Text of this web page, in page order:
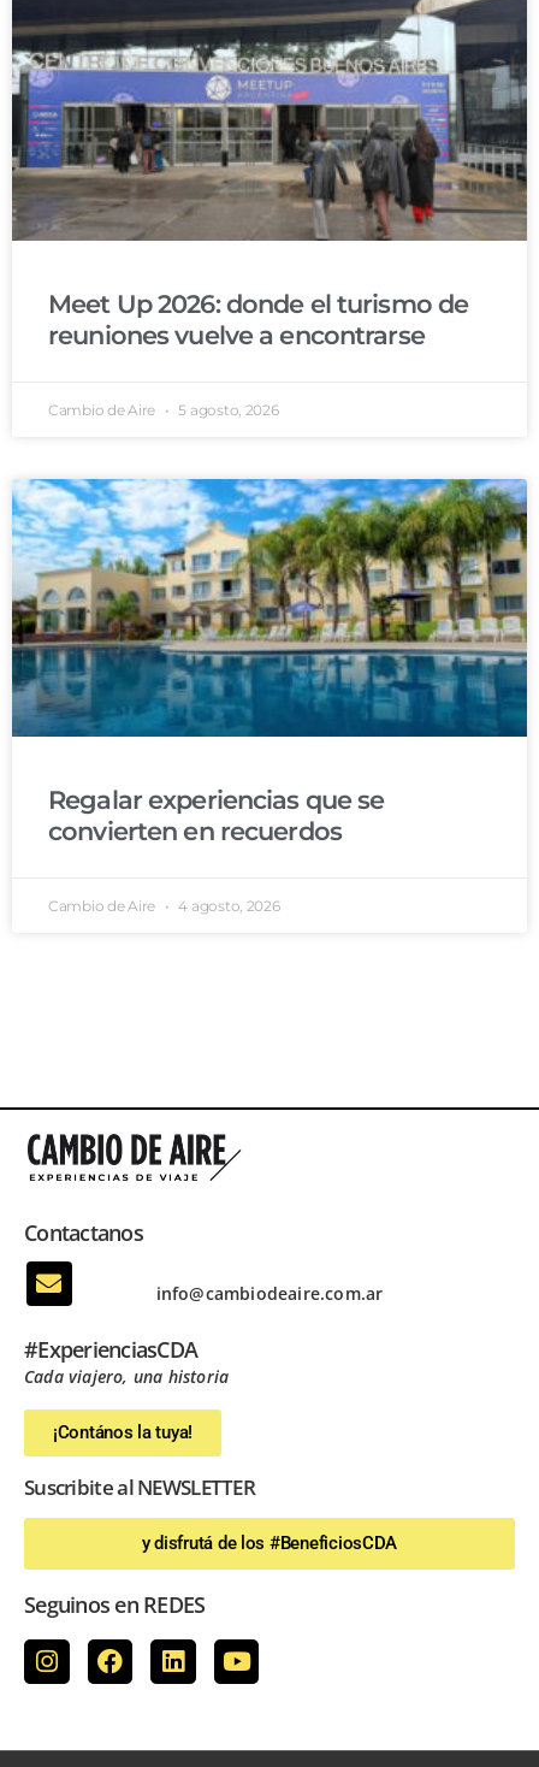
Meet Up 2026: donde el turismo de
reuniones vuelve a encontrarse
Cambio de Aire 5 agosto, 2026
Regalar experiencias que se
convierten en recuerdos
Cambio de Aire 4 agosto, 2026
Contactanos
info@cambiodeaire.com.ar
#ExperienciasCDA
Cada viajero, una historia
¡Contános la tuya!
Suscribite al NEWSLETTER
y disfrutá de los #BeneficiosCDA
Seguinos en REDES